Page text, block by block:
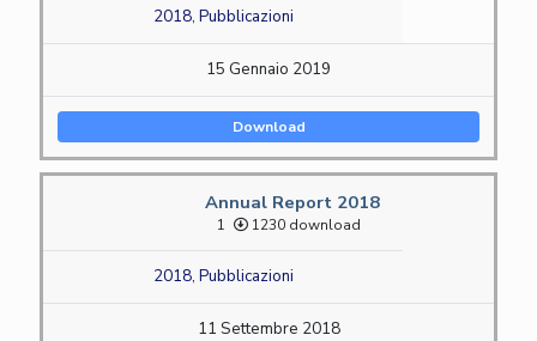
2018, Pubblicazioni
15 Gennaio 2019
Download
Annual Report 2018
1 1230 download
2018, Pubblicazioni
11 Settembre 2018